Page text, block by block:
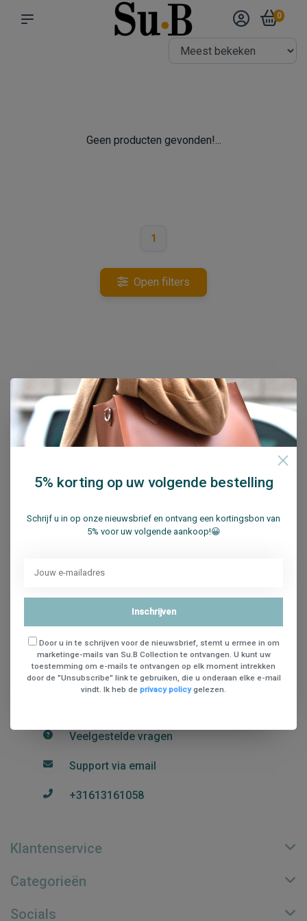
0
Geen producten gevonden!...
1
Open filters
Meld je aan voor onze nieuwsbrief
Ontvang de laatste updates, nieuws en aanbiedingen via
email
Su.B Collection
St. Teunismolenweg 48
6534 AG Nijmegen
+31613161058
KVK nummer: 70815089
Veelgestelde vragen
Support via email
+31613161058
Klantenservice
Categorieën
Socials
5% korting op uw volgende bestelling
Schrijf u in op onze nieuwsbrief en ontvang een kortingsbon van
5% voor uw volgende aankoop!😀
Inschrijven
Door u in te schrijven voor de nieuwsbrief, stemt u ermee in om
marketinge-mails van Su.B Collection te ontvangen. U kunt uw
toestemming om e-mails te ontvangen op elk moment intrekken
door de "Unsubscribe" link te gebruiken, die u onderaan elke e-mail
vindt. Ik heb de privacy policygelezen.